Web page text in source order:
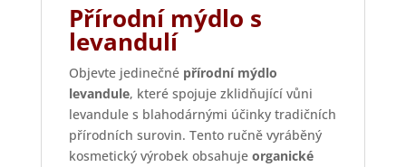
Přírodní mýdlo s
levandulí
Objevte jedinečné přírodní mýdlo
levandule, které spojuje zklidňující vůni
levandule s blahodárnými účinky tradičních
přírodních surovin. Tento ručně vyráběný
kosmetický výrobek obsahuje organické